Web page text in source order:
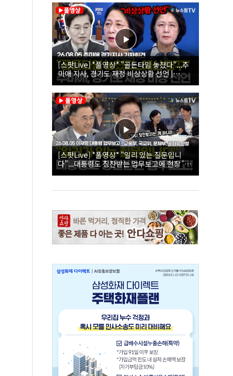
[스팟Live] *풀영상* "골든타임 놓쳤다"...추
미애 지사, 경기도 재정 비상상황 선언 |
26.08.05 추미애 경기지사 기자회견
[스팟Live] *풀영상* "일리 있는 질문입니
다"...대통령도 칭찬받는 업무보고에 현장 '빵'
| 26.08.05 이재명 대통령 업무보고 - 교육부,